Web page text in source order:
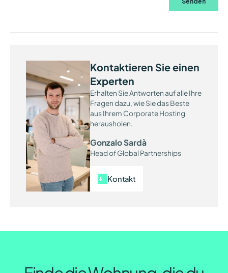
Kontaktieren Sie einen
Experten
Erhalten Sie Antworten auf alle Ihre
Fragen dazu, wie Sie das Beste
aus Ihrem Corporate Hosting
herausholen.
Gonzalo Sardà
Head of Global Partnerships
Kontakt